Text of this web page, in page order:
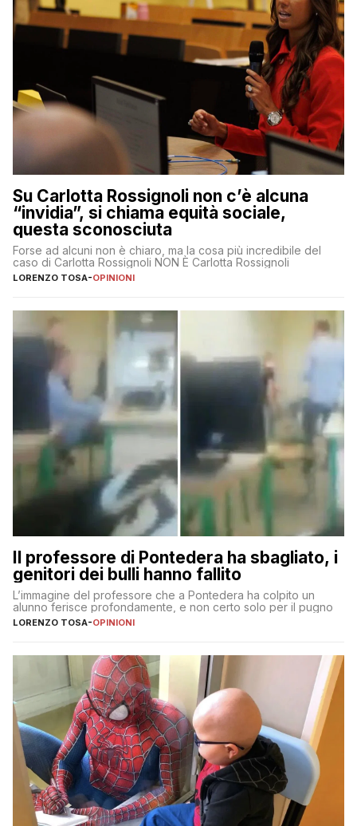
Su Carlotta Rossignoli non c’è alcuna
“invidia”, si chiama equità sociale,
questa sconosciuta
Forse ad alcuni non è chiaro, ma la cosa più incredibile del
caso di Carlotta Rossignoli NON È Carlotta Rossignoli
LORENZO TOSA-OPINIONI
Il professore di Pontedera ha sbagliato, i
genitori dei bulli hanno fallito
L’immagine del professore che a Pontedera ha colpito un
alunno ferisce profondamente, e non certo solo per il pugno
LORENZO TOSA-OPINIONI